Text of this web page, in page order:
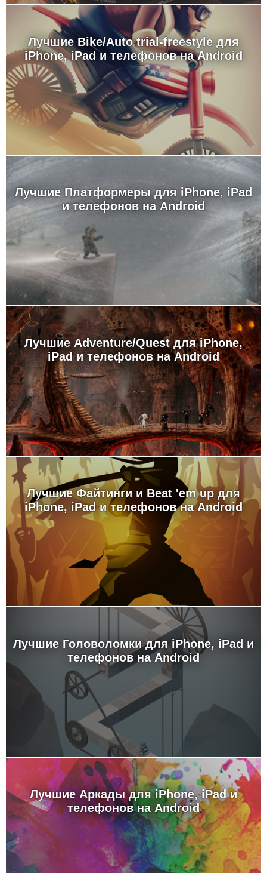
Лучшие Bike/Auto trial-freestyle для
iPhone, iPad и телефонов на Android
Лучшие Платформеры для iPhone, iPad
и телефонов на Android
Лучшие Adventure/Quest для iPhone,
iPad и телефонов на Android
Лучшие Файтинги и Beat 'em up для
iPhone, iPad и телефонов на Android
Лучшие Головоломки для iPhone, iPad и
телефонов на Android
Лучшие Аркады для iPhone, iPad и
телефонов на Android